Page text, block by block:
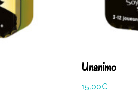
Unanimo
15,00€